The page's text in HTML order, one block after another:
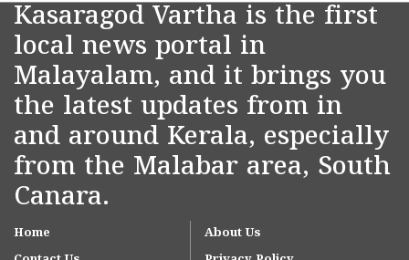
Kasaragod Vartha is the first
local news portal in
Malayalam, and it brings you
the latest updates from in
and around Kerala, especially
from the Malabar area, South
Canara.
Home
About Us